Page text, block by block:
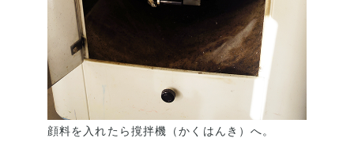
顔料を入れたら撹拌機（かくはんき）へ。